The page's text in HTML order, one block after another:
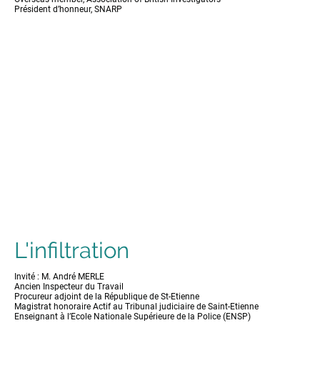
Président d’honneur, SNARP
L'infiltration
Invité : M. André MERLE
Ancien Inspecteur du Travail
Procureur adjoint de la République de St-Etienne
Magistrat honoraire Actif au Tribunal judiciaire de Saint-Etienne
Enseignant à l’Ecole Nationale Supérieure de la Police (ENSP)